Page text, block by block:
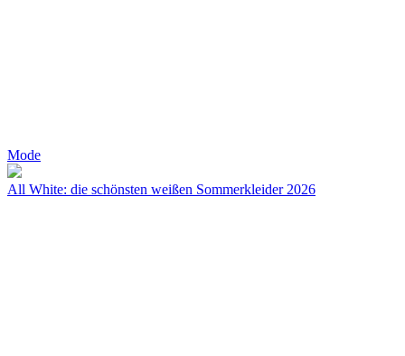
Mode
All White: die schönsten weißen Sommerkleider 2026